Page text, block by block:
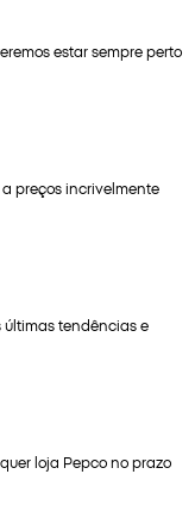
estar sempre perto
preços incrivelmente
tendências e
loja Pepco no prazo